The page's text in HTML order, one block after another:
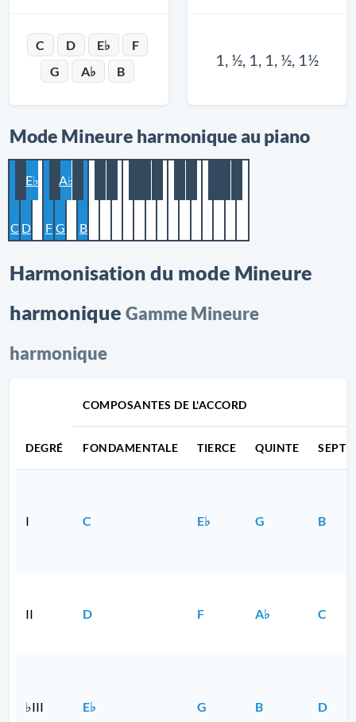
C D E♭
F
G
A♭ B
1, ½, 1, 1, ½, 1½
Mode Mineure harmonique au piano
C D
E♭
F G
A♭
B
Harmonisation du mode Mineure
harmonique Gamme Mineure
harmonique
DEGRÉ
COMPOSANTES DE L'ACCORD
FONDAMENTALE TIERCE QUINTE
I C E♭ G B
II D F A♭ C
♭III E♭ G B D